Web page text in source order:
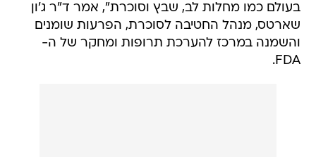
בעולם כמו מחלות לב, שבץ וסוכרת", אמר ד"ר ג'ון
שארטס, מנהל החטיבה לסוכרת, הפרעות שומנים
והשמנה במרכז להערכת תרופות ומחקר של ה-
FDA.